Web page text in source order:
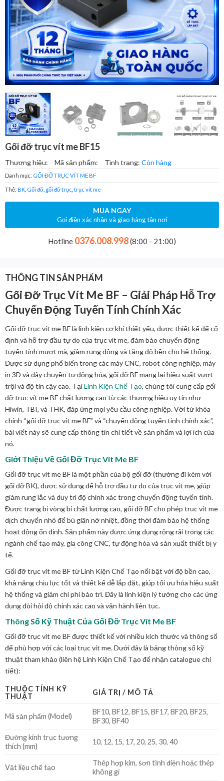
Gối đỡ trục vít me BF15
Thương hiệu: Mã sản phẩm: Tình trạng: Còn hàng
Danh mục: GỐI ĐỠ TRỤC VÍT ME BF
Thẻ: BK Gối đỡ gối đỡ trục trục vít me
MUA NGAY
Gọi điện xác nhận và giao hàng tận nơi
Hotline 0376.008.998(8:00 - 21:00)
THÔNG TIN SẢN PHẨM
Gối Đỡ Trục Vít Me BF – Giải Pháp Hỗ Trợ
Chuyển Động Tuyến Tính Chính Xác
Gối đỡ trục vít me BF là linh kiện cơ khí thiết yếu, được thiết kế để cố
định và hỗ trợ đầu tự do của trục vít me, đảm bảo chuyển động
tuyến tính mượt mà, giảm rung động và tăng độ bền cho hệ thống.
Được sử dụng phổ biến trong các máy CNC, robot công nghiệp, máy
in 3D và dây chuyền tự động hóa, gối đỡ BF mang lại hiệu suất vượt
trội và độ tin cậy cao. TạiLinh Kiện Chế Tạo, chúng tôi cung cấp gối
đỡ trục vít me BF chất lượng cao từ các thương hiệu uy tín như
Hiwin, TBI, và THK, đáp ứng mọi yêu cầu công nghiệp. Với từ khóa
chính “gối đỡ trục vít me BF” và “chuyển động tuyến tính chính xác”,
bài viết này sẽ cung cấp thông tin chi tiết về sản phẩm và lợi ích của
nó.
Giới Thiệu Về Gối Đỡ Trục Vít Me BF
Gối đỡ trục vít me BF là một phần của bộ gối đỡ (thường đi kèm với
gối đỡ BK), được sử dụng để hỗ trợ đầu tự do của trục vít me, giúp
giảm rung lắc và duy trì độ chính xác trong chuyển động tuyến tính.
Được trang bị vòng bi chất lượng cao, gối đỡ BF cho phép trục vít me
dịch chuyển nhỏ để bù giãn nở nhiệt, đồng thời đảm bảo hệ thống
hoạt động ổn định. Sản phẩm này được ứng dụng rộng rãi trong các
ngành chế tạo máy, gia công CNC, tự động hóa và sản xuất thiết bị y
tế.
Gối đỡ trục vít me BF từ Linh Kiện Chế Tạo nổi bật với độ bền cao,
khả năng chịu lực tốt và thiết kế dễ lắp đặt, giúp tối ưu hóa hiệu suất
hệ thống và giảm chi phí bảo trì. Đây là linh kiện lý tưởng cho các ứng
dụng đòi hỏi độ chính xác cao và vận hành liên tục.
Thông Số Kỹ Thuật Của Gối Đỡ Trục Vít Me BF
Gối đỡ trục vít me BF được thiết kế với nhiều kích thước và thông số
để phù hợp với các loại trục vít me. Dưới đây là bảng thông số kỹ
thuật tham khảo (liên hệ Linh Kiện Chế Tạo để nhận catalogue chi
tiết):
THUỘC TÍNH KỸ
THUẬT
GIÁ TRỊ / MÔ TẢ
Mã sản phẩm (Model)
BF10, BF12, BF15, BF17, BF20, BF25,
BF30, BF40
Đường kính trục tương
thích (mm)
10, 12, 15, 17, 20, 25, 30, 40
Vật liệu chế tạo
Thép hợp kim, sơn tĩnh điện hoặc thép
không gỉ